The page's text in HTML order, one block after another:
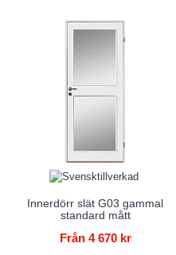
Innerdörr slät G03 gammal
standard mått
Från 4 670 kr